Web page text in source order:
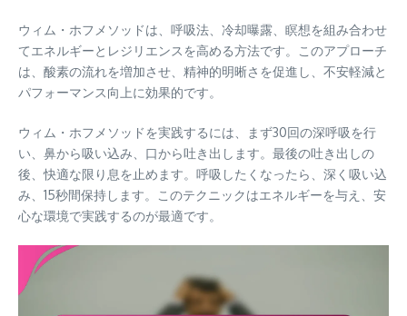
ウィム・ホフメソッドは、呼吸法、冷却曝露、瞑想を組み合わせ
てエネルギーとレジリエンスを高める方法です。このアプローチ
は、酸素の流れを増加させ、精神的明晰さを促進し、不安軽減と
パフォーマンス向上に効果的です。
ウィム・ホフメソッドを実践するには、まず30回の深呼吸を行
い、鼻から吸い込み、口から吐き出します。最後の吐き出しの
後、快適な限り息を止めます。呼吸したくなったら、深く吸い込
み、15秒間保持します。このテクニックはエネルギーを与え、安
心な環境で実践するのが最適です。